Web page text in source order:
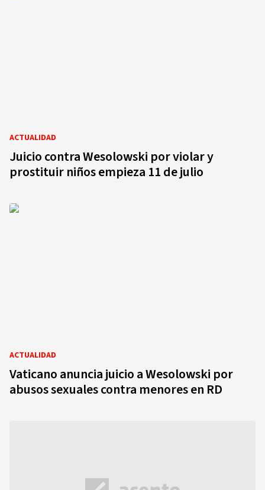
ACTUALIDAD
Juicio contra Wesolowski por violar y
prostituir niños empieza 11 de julio
ACTUALIDAD
Vaticano anuncia juicio a Wesolowski por
abusos sexuales contra menores en RD